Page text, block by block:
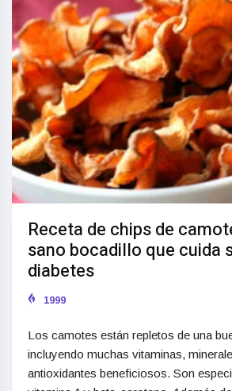
Receta de chips de
sano bocadillo que cuida
diabetes
1999
Los camotes están repletos de una
incluyendo muchas vitaminas,
antioxidantes beneficiosos. Son